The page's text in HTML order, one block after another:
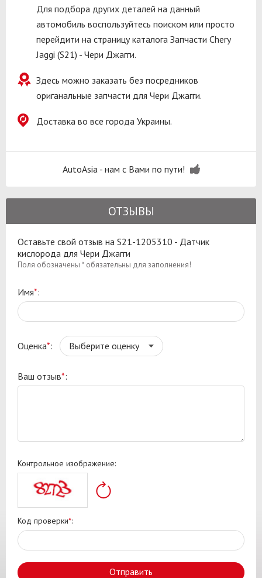
Для подбора других деталей на данный
автомобиль воспользуйтесь поиском или просто
перейдити на страницу каталога Запчасти Chery
Jaggi (S21) - Чери Джагги.
Здесь можно заказать без посредников
ориганальные запчасти для Чери Джагги.
Доставка во все города Украины.
AutoAsia - нам с Вами по пути!
ОТЗЫВЫ
Оставьте свой отзыв на S21-1205310 - Датчик
кислорода для Чери Джагги
Поля обозначены * обязательны для заполнения!
Имя*:
Оценка*:
Ваш отзыв*:
Контрольное изображение:
Код проверки*:
Отправить